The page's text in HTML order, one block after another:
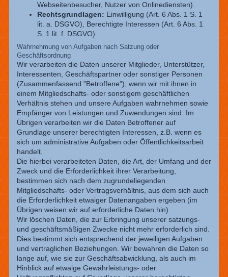
Webseitenbesucher, Nutzer von Onlinediensten).
Rechtsgrundlagen: Einwilligung (Art. 6 Abs. 1 S. 1
lit. a. DSGVO), Berechtigte Interessen (Art. 6 Abs. 1
S. 1 lit. f. DSGVO).
Wahrnehmung von Aufgaben nach Satzung oder
Geschäftsordnung
Wir verarbeiten die Daten unserer Mitglieder, Unterstützer,
Interessenten, Geschäftspartner oder sonstiger Personen
(Zusammenfassend "Betroffene"), wenn wir mit ihnen in
einem Mitgliedschafts- oder sonstigem geschäftlichen
Verhältnis stehen und unsere Aufgaben wahrnehmen sowie
Empfänger von Leistungen und Zuwendungen sind. Im
Übrigen verarbeiten wir die Daten Betroffener auf
Grundlage unserer berechtigten Interessen, z.B. wenn es
sich um administrative Aufgaben oder Öffentlichkeitsarbeit
handelt.
Die hierbei verarbeiteten Daten, die Art, der Umfang und der
Zweck und die Erforderlichkeit ihrer Verarbeitung,
bestimmen sich nach dem zugrundeliegenden
Mitgliedschafts- oder Vertragsverhältnis, aus dem sich auch
die Erforderlichkeit etwaiger Datenangaben ergeben (im
Übrigen weisen wir auf erforderliche Daten hin).
Wir löschen Daten, die zur Erbringung unserer satzungs-
und geschäftsmäßigen Zwecke nicht mehr erforderlich sind.
Dies bestimmt sich entsprechend der jeweiligen Aufgaben
und vertraglichen Beziehungen. Wir bewahren die Daten so
lange auf, wie sie zur Geschäftsabwicklung, als auch im
Hinblick auf etwaige Gewährleistungs- oder